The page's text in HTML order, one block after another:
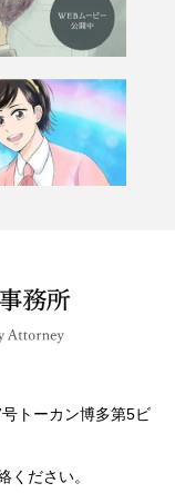
トーカン博多第5ビ
ください。